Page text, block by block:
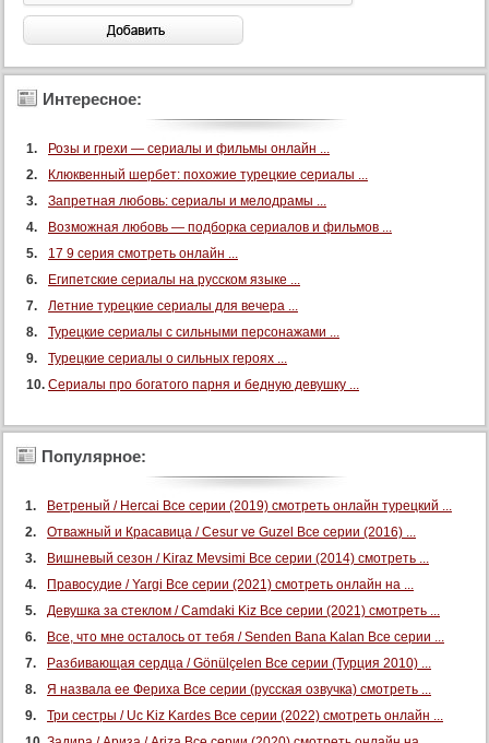
Интересное:
Розы и грехи — сериалы и фильмы онлайн ...
Клюквенный шербет: похожие турецкие сериалы ...
Запретная любовь: сериалы и мелодрамы ...
Возможная любовь — подборка сериалов и фильмов ...
17 9 серия смотреть онлайн ...
Египетские сериалы на русском языке ...
Летние турецкие сериалы для вечера ...
Турецкие сериалы с сильными персонажами ...
Турецкие сериалы о сильных героях ...
Сериалы про богатого парня и бедную девушку ...
Популярное:
Ветреный / Hercai Все серии (2019) смотреть онлайн турецкий ...
Отважный и Красавица / Cesur ve Guzel Все серии (2016) ...
Вишневый сезон / Kiraz Mevsimi Все серии (2014) смотреть ...
Правосудие / Yargi Все серии (2021) смотреть онлайн на ...
Девушка за стеклом / Camdaki Kiz Все серии (2021) смотреть ...
Все, что мне осталось от тебя / Senden Bana Kalan Все серии ...
Разбивающая сердца / Gönülçelen Все серии (Турция 2010) ...
Я назвала ее Фериха Все серии (русская озвучка) смотреть ...
Три сестры / Uc Kiz Kardes Все серии (2022) смотреть онлайн ...